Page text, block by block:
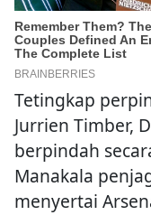
Tetingkap
Jurrien Timber,
berpindah
Manakala
menyertai